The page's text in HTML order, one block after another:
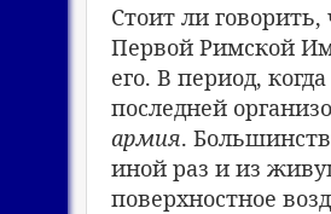
Стоит ли
Первой Римской
его. В период,
последней
армия.
иной раз и из
поверхностное